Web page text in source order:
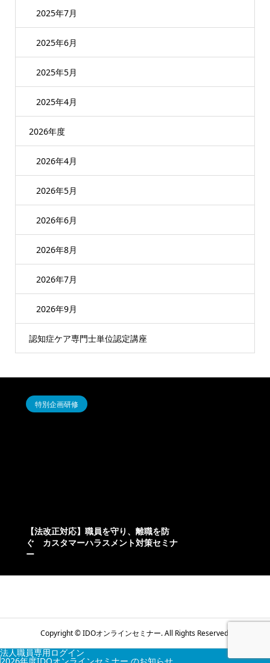
2025年7月
2025年6月
2025年5月
2025年4月
2026年度
2026年4月
2026年5月
2026年6月
2026年8月
2026年7月
2026年9月
認知症ケア専門士単位認定講座
特別企画研修
【法改正対応】職員を守り、離職を防
ぐ カスタマーハラスメント対策セミナ
ー
Copyright ©IDOオンラインセミナー. All Rights Reserved.
法人職員専用ログイン